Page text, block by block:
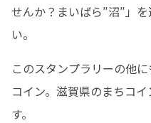
せんか？まいばら″沼″」
い。
このスタンプラリーの他
コイン。滋賀県のまちコ
す。